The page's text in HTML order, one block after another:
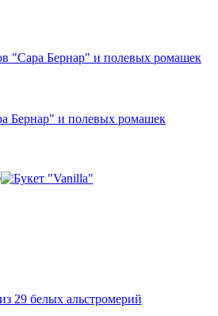
Бернар" и полевых ромашек